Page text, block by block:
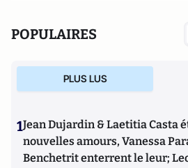
POPULAIRES
PLUS LUS
1Jean Dujardin & Laetitia Casta
nouvelles amours, Vanessa
Benchetrit enterrent le leur;